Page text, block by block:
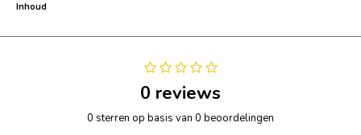
Inhoud
0 reviews
0 sterren op basis van 0 beoordelingen